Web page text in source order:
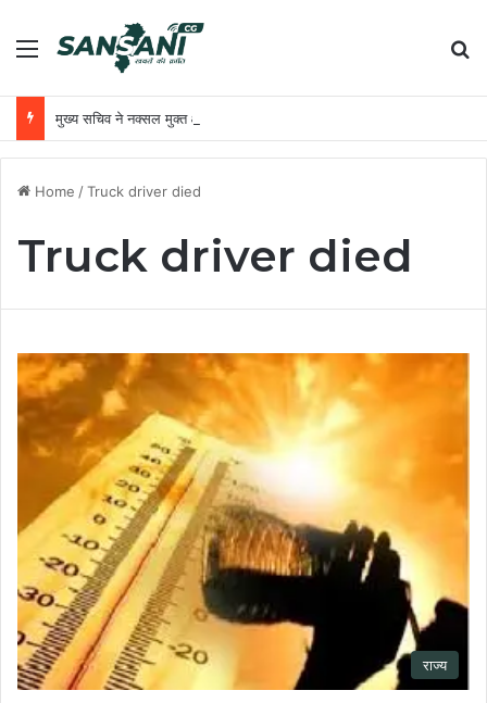
Menu
Home /Truck driver died
Truck driver died
राज्य